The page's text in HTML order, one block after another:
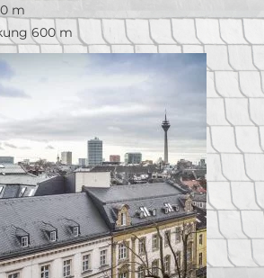
m
600 m